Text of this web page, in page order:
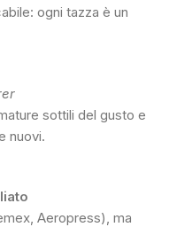
ogni tazza è un
sottili del gusto e
nuovi.
Aeropress), ma